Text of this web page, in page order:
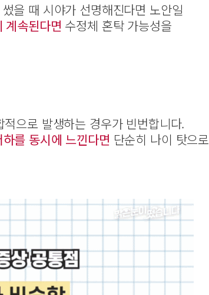
을 때 시야가 선명해진다면 노안일
계속된다면 수정체 혼탁 가능성을
으로 발생하는 경우가 빈번합니다.
를 동시에 느낀다면 단순히 나이 탓으로